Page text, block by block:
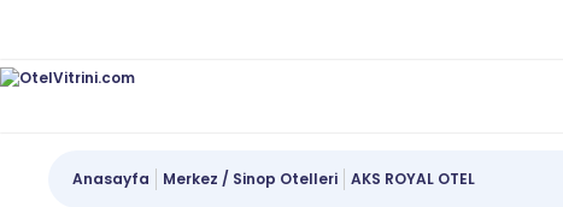
Anasayfa Merkez / Sinop Otelleri AKS ROYAL OTEL